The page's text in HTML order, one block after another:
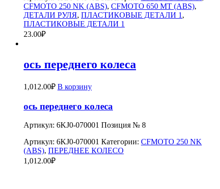
CFMOTO 250 NK (ABS), CFMOTO 650 MT (ABS),
ДЕТАЛИ РУЛЯ, ПЛАСТИКОВЫЕ ДЕТАЛИ 1 ,
ПЛАСТИКОВЫЕ ДЕТАЛИ 1
23.00₽
ось переднего колеса
1,012.00₽ В корзину
ось переднего колеса
Артикул: 6KJ0-070001 Позиция № 8
Артикул: 6KJ0-070001 Категории: CFMOTO 250 NK
(ABS), ПЕРЕДНЕЕ КОЛЕСО
1,012.00₽